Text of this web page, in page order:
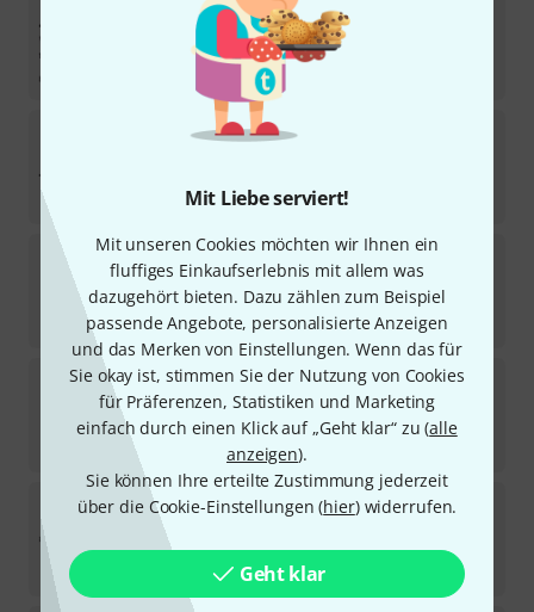
Mit Liebe serviert!
Mit unseren Cookies möchten wir Ihnen ein
fluffiges Einkaufserlebnis mit allem was
dazugehört bieten. Dazu zählen zum Beispiel
passende Angebote, personalisierte Anzeigen
und das Merken von Einstellungen. Wenn das für
Sie okay ist, stimmen Sie der Nutzung von Cookies
für Präferenzen, Statistiken und Marketing
einfach durch einen Klick auf „Geht klar“ zu (alle
anzeigen).
Sie können Ihre erteilte Zustimmung jederzeit
über die Cookie-Einstellungen (hier) widerrufen.
Geht klar
In 4–5 Wochen lieferbar
StairvilleBEL6 Battery Event Light Bund
€
StairvilleBEL4 Battery Event Lig B-Stock
Sofort lieferbar
239 €
StairvilleThe Tube I B-Stock
Sofort lieferbar
StairvilleThe Tube I Tour Bundle 2
In 11–14 Wochen lieferbar